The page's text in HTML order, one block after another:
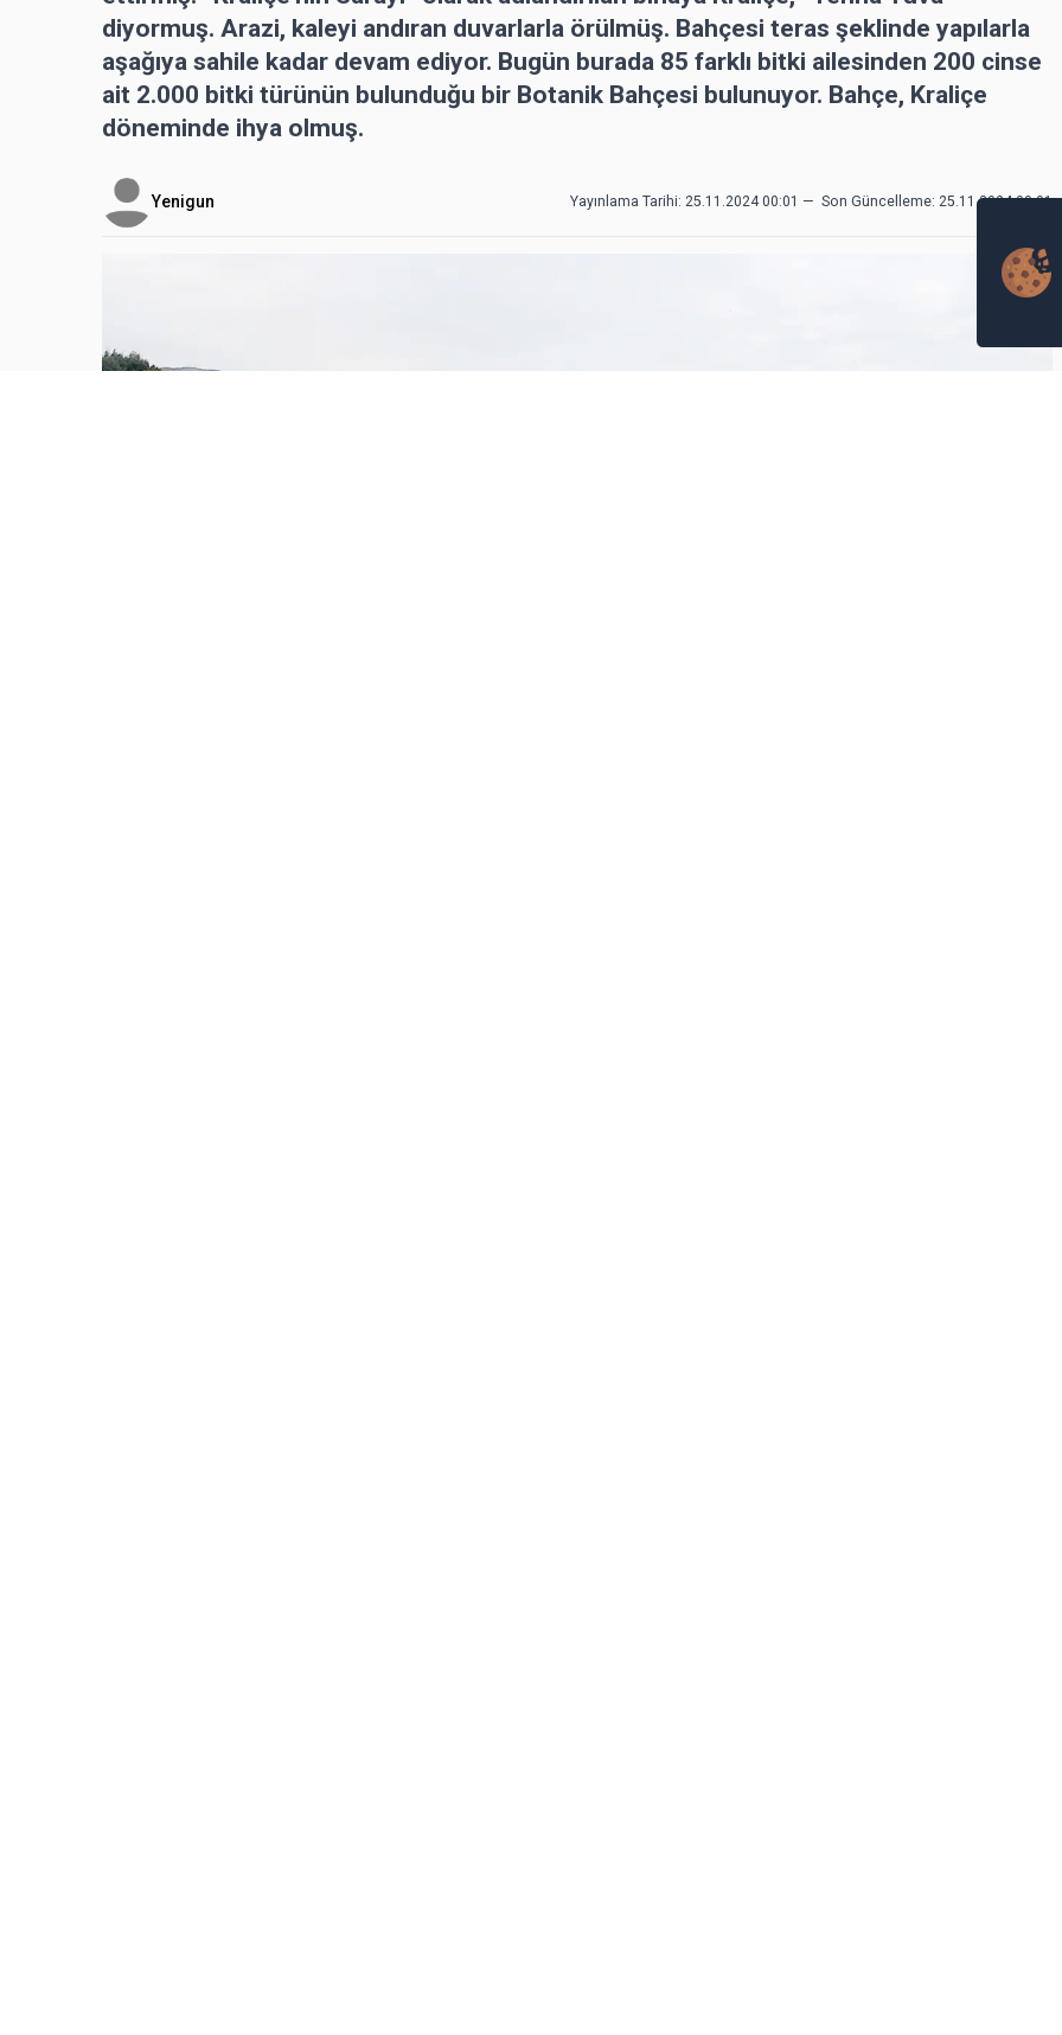
diyormuş. Arazi, kaleyi andıran duvarlarla örülmüş. Bahçesi teras şeklinde yapılarla
aşağıya sahile kadar devam ediyor. Bugün burada 85 farklı bitki ailesinden 200 cinse
ait 2.000 bitki türünün bulunduğu bir Botanik Bahçesi bulunuyor. Bahçe, Kraliçe
döneminde ihya olmuş.
Yenigun Yayınlama Tarihi: 25.11.2024 00:01 — Son Güncelleme: 25.11.2024 00:01